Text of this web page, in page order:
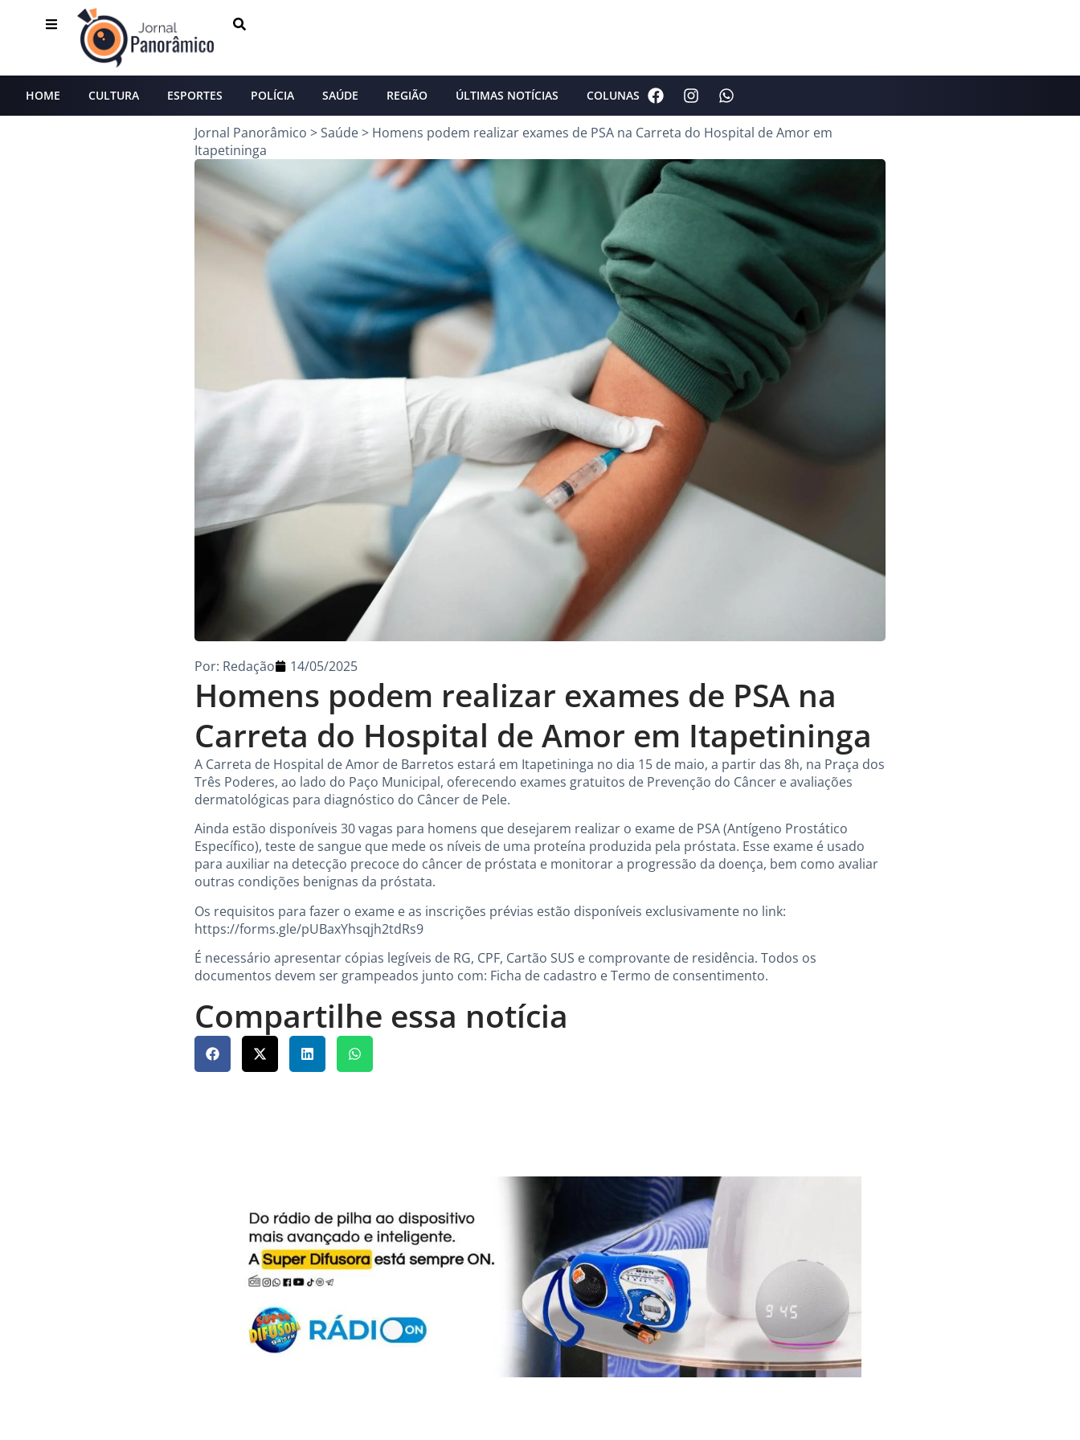
HOME CULTURA ESPORTES POLÍCIA SAÚDE REGIÃO ÚLTIMAS NOTÍCIAS COLUNAS
Jornal Panorâmico >Saúde> Homens podem realizar exames de PSA na Carreta do Hospital de Amor em
Itapetininga
Homens podem realizar exames de PSA na
Carreta do Hospital de Amor em Itapetininga
Por: Redação 14/05/2025
A Carreta de Hospital de Amor de Barretos estará em Itapetininga no dia 15 de maio, a partir das 8h, na Praça dos
Três Poderes, ao lado do Paço Municipal, oferecendo exames gratuitos de Prevenção do Câncer e avaliações
dermatológicas para diagnóstico do Câncer de Pele.
Ainda estão disponíveis 30 vagas para homens que desejarem realizar o exame de PSA (Antígeno Prostático
Específico), teste de sangue que mede os níveis de uma proteína produzida pela próstata. Esse exame é usado
para auxiliar na detecção precoce do câncer de próstata e monitorar a progressão da doença, bem como avaliar
outras condições benignas da próstata.
Os requisitos para fazer o exame e as inscrições prévias estão disponíveis exclusivamente no link:
https://forms.gle/pUBaxYhsqjh2tdRs9
É necessário apresentar cópias legíveis de RG, CPF, Cartão SUS e comprovante de residência. Todos os
documentos devem ser grampeados junto com: Ficha de cadastro e Termo de consentimento.
Compartilhe essa notícia